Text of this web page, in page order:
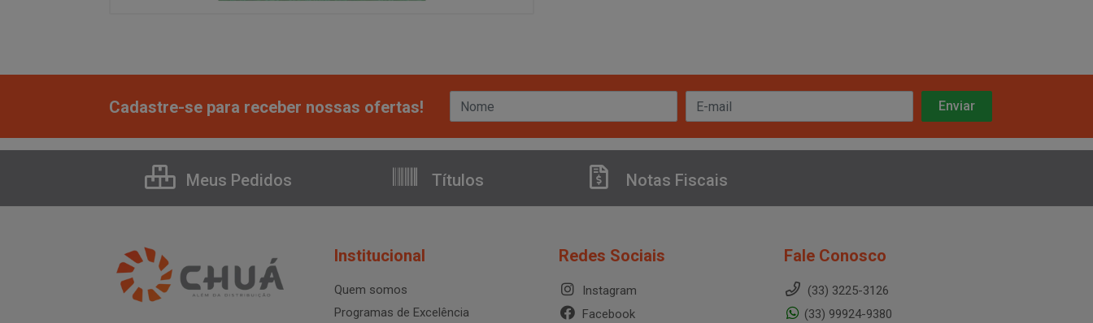
Cadastre-se para receber nossas ofertas!
Meus Pedidos Títulos Notas Fiscais
Institucional
Quem somos
Programas de Excelência
Redes Sociais
Instagram
Facebook
Fale Conosco
(33) 3225-3126
(33) 99924-9380